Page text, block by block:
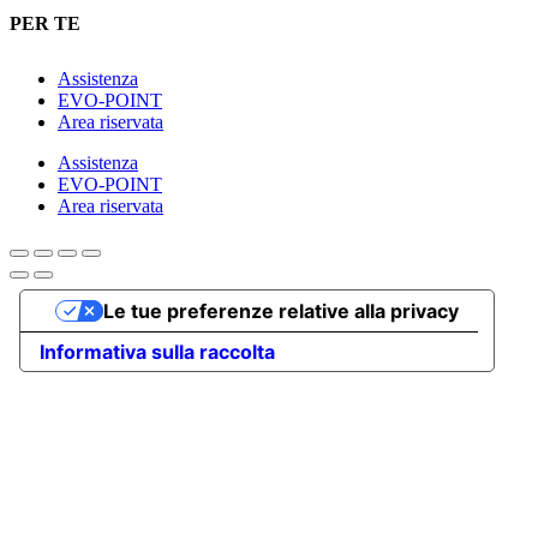
PER TE
Assistenza
EVO-POINT
Area riservata
Assistenza
EVO-POINT
Area riservata
Informativa sulla raccolta
Le tue preferenze relative alla privacy